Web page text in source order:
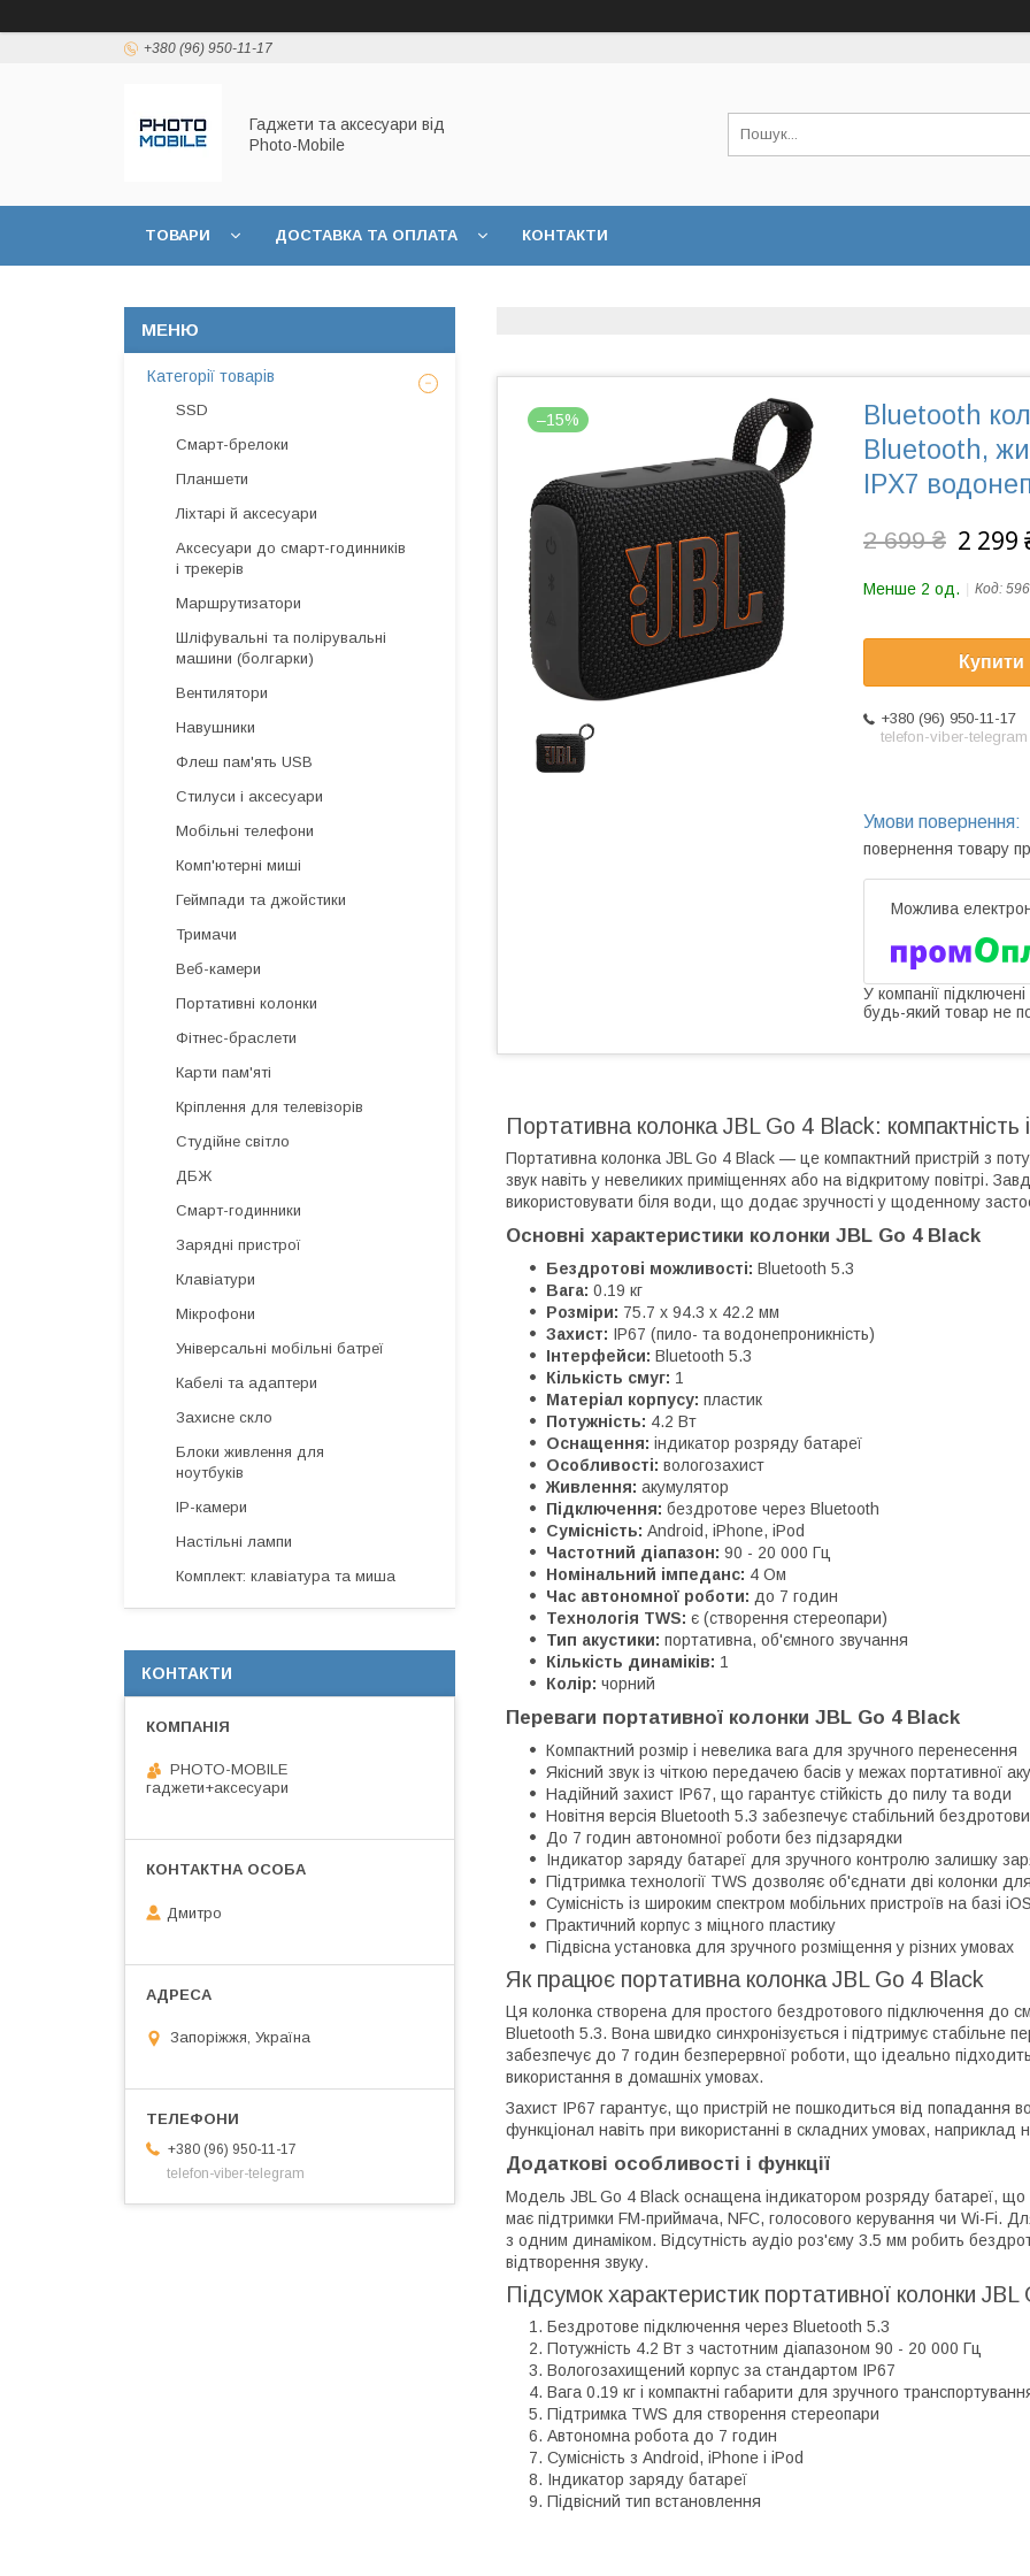
+380 (96) 950-11-17
Гаджети та аксесуари від
Photo-Mobile
ТОВАРИ ДОСТАВКА ТА ОПЛАТА КОНТАКТИ
–15%
Bluetooth
Bluetooth,
IPX7
2 699 ₴ 2 299
Менше 2 од. Код:
Купити
+380 (96) 950-11-17
telefon-viber-telegram
повернення товару
У компанії
будь-який товар не
Портативна колонка JBL Go 4 Black: компактність і
Портативна колонка JBL Go 4 Black — це компактний пристрій з
звук навіть у невеликих приміщеннях або на відкритому повітрі.
використовувати біля води, що додає зручності у щоденному
Основні характеристики колонки JBL Go 4 Black
Бездротові можливості: Bluetooth 5.3
Вага: 0.19 кг
Розміри: 75.7 x 94.3 x 42.2 мм
Захист: IP67 (пило- та водонепроникність)
Інтерфейси: Bluetooth 5.3
Кількість смуг: 1
Матеріал корпусу: пластик
Потужність: 4.2 Вт
Оснащення: індикатор розряду батареї
Особливості: вологозахист
Живлення: акумулятор
Підключення: бездротове через Bluetooth
Сумісність: Android, iPhone, iPod
Частотний діапазон: 90 - 20 000 Гц
Номінальний імпеданс: 4 Ом
Час автономної роботи: до 7 годин
Технологія TWS: є (створення стереопари)
Тип акустики: портативна, об'ємного звучання
Кількість динаміків: 1
Колір: чорний
Переваги портативної колонки JBL Go 4 Black
Компактний розмір і невелика вага для зручного перенесення
Якісний звук із чіткою передачею басів у межах портативної
Надійний захист IP67, що гарантує стійкість до пилу та води
Новітня версія Bluetooth 5.3 забезпечує стабільний
До 7 годин автономної роботи без підзарядки
Індикатор заряду батареї для зручного контролю залишку
Підтримка технології TWS дозволяє об'єднати дві колонки
Сумісність із широким спектром мобільних пристроїв на базі
Практичний корпус з міцного пластику
Підвісна установка для зручного розміщення у різних умовах
Як працює портативна колонка JBL Go 4 Black
Ця колонка створена для простого бездротового підключення до
Bluetooth 5.3. Вона швидко синхронізується і підтримує стабільне
забезпечує до 7 годин безперервної роботи, що ідеально
використання в домашніх умовах.
Захист IP67 гарантує, що пристрій не пошкодиться від попадання
функціонал навіть при використанні в складних умовах, наприклад
Додаткові особливості і функції
Модель JBL Go 4 Black оснащена індикатором розряду батареї,
має підтримки FM-приймача, NFC, голосового керування чи Wi-Fi.
з одним динаміком. Відсутність аудіо роз'єму 3.5 мм робить
відтворення звуку.
Підсумок характеристик портативної колонки
Бездротове підключення через Bluetooth 5.3
Потужність 4.2 Вт з частотним діапазоном 90 - 20 000 Гц
Вологозахищений корпус за стандартом IP67
Вага 0.19 кг і компактні габарити для зручного
Підтримка TWS для створення стереопари
Автономна робота до 7 годин
Сумісність з Android, iPhone і iPod
Індикатор заряду батареї
Підвісний тип встановлення
Категорії товарів
SSD
Смарт-брелоки
Планшети
Ліхтарі й аксесуари
Аксесуари до смарт-годинників
і трекерів
Маршрутизатори
Шліфувальні та полірувальні
машини (болгарки)
Вентилятори
Навушники
Флеш пам'ять USB
Стилуси і аксесуари
Мобільні телефони
Комп'ютерні миші
Геймпади та джойстики
Тримачи
Веб-камери
Портативні колонки
Фітнес-браслети
Карти пам'яті
Кріплення для телевізорів
Студійне світло
ДБЖ
Смарт-годинники
Зарядні пристрої
Клавіатури
Мікрофони
Універсальні мобільні батреї
Кабелі та адаптери
Захисне скло
Блоки живлення для
ноутбуків
IP-камери
Настільні лампи
Комплект: клавіатура та миша
КОНТАКТИ
PHOTO-MOBILE
гаджети+аксесуари
Дмитро
Запоріжжя, Україна
+380 (96) 950-11-17
telefon-viber-telegram